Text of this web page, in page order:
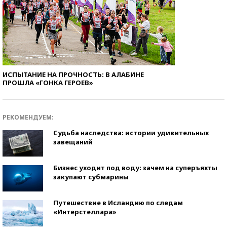
ИСПЫТАНИЕ НА ПРОЧНОСТЬ: В АЛАБИНЕ
ПРОШЛА «ГОНКА ГЕРОЕВ»
РЕКОМЕНДУЕМ:
Судьба наследства: истории удивительных
завещаний
Бизнес уходит под воду: зачем на суперъяхты
закупают субмарины
Путешествие в Исландию по следам
«Интерстеллара»